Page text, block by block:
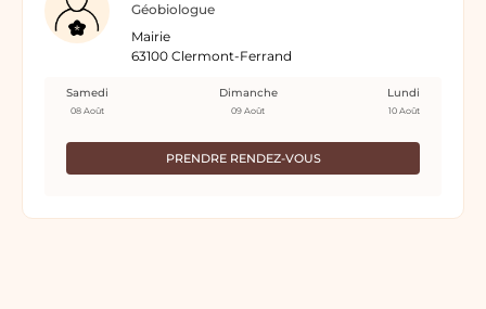
Géobiologue
Mairie
63100 Clermont-Ferrand
PRENDRE RENDEZ-VOUS
Samedi
08 Août
Dimanche
09 Août
Lundi
10 Août